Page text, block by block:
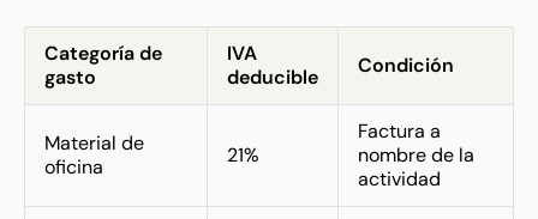
Categoría de
gasto
IVA
deducible
Condición
Material de
oficina
21%
Factura a
nombre de la
actividad